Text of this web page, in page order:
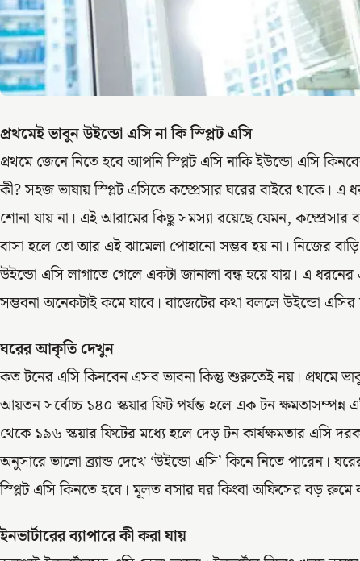
প্রথমেই ভাবুন উইন্ডো এসি না কি স্প্লিট এসি
প্রথমে জেনে নিতে হবে আপনি স্প্লিট এসি নাকি ইউন্ডো এসি
কী? সহজ ভাষায় স্প্লিট এসিতে কম্প্রেসার ঘরের বাইরে থাকে।
শোনা যায় না। এই আরামের কিছু সমস্যা রয়েছে যেমন,
বাসা হলে তো আর এই ঝামেলা পোহানো সম্ভব হয় না। নিজের
উইন্ডো এসি লাগাতে গেলে একটা জানালা বন্ধ হয়ে যায়। এ
সম্ভবনা অনেকটাই কমে যাবে। বাজেটের কথা বললে উইন্ডো
ঘরের আকৃতি দেখুন
কত টনের এসি কিনবেন এসব ভাবনা কিন্তু শুরুতেই নয়। প্রথমে
আয়তন সর্বোচ্চ ১৪০ স্কয়ার ফিট পর্যন্ত হলে এক টন
থেকে ১৯৬ স্কয়ার ফিটের মধ্যে হলে দেড় টন কার্যক্ষমতার এসি
অনুসারে ভালো ব্র্যান্ড দেখে ‘উইন্ডো এসি’ কিনে নিতে পারেন।
স্প্লিট এসি কিনতে হবে। মূলত বসার ঘর কিংবা অফিসের বড় রুমে
ইনভার্টারের ব্যাপারে কী করা যায়